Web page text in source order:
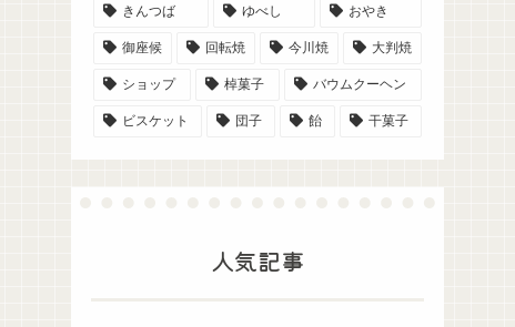
きんつば ゆべし おやき
御座候 回転焼 今川焼 大判焼
ショップ 棹菓子 バウムクーヘン
ビスケット 団子 飴 干菓子
人気記事